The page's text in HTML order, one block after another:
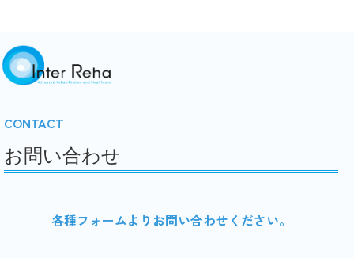
CONTACT
お問い合わせ
各種フォームよりお問い合わせください。